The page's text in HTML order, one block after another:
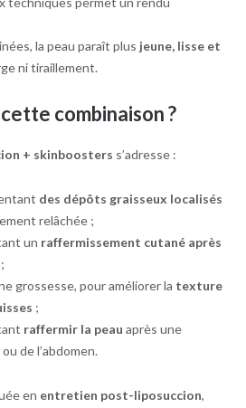
la peau paraît plus jeune, lisse et
ni tiraillement.
combinaison ?
+ skinboosters s’adresse :
des dépôts graisseux localisés
relâchée ;
un raffermissement cutané après
;
grossesse, pour améliorer la texture
;
raffermir la peau après une
de l’abdomen.
en entretien post-liposuccion,